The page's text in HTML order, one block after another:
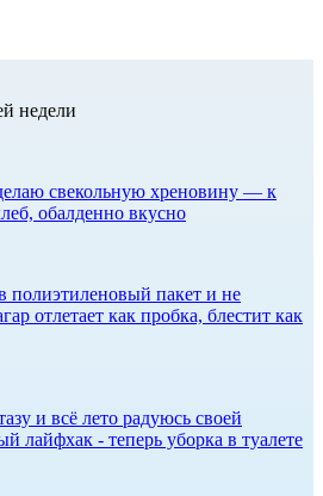
недели
свекольную хреновину — к
обалденно вкусно
полиэтиленовый пакет и не
отлетает как пробка, блестит как
и всё лето радуюсь своей
лайфхак - теперь уборка в туалете